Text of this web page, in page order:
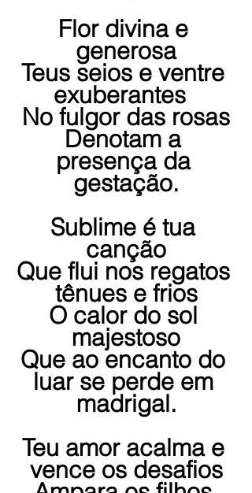
Flor divina e
generosa
Teus seios e ventre
exuberantes
No fulgor das rosas
Denotam a
presença da
gestação.
Sublime é tua
canção
Que flui nos regatos
tênues e frios
O calor do sol
majestoso
Que ao encanto do
luar se perde em
madrigal.
Teu amor acalma e
vence os desafios